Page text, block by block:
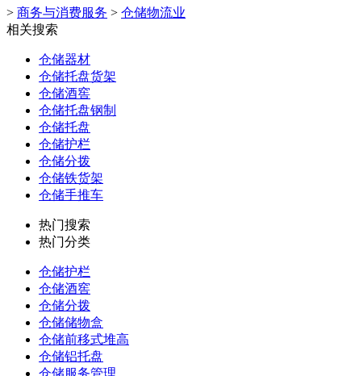
> 商务与消费服务 > 仓储物流业
相关搜索
仓储器材
仓储托盘货架
仓储酒窖
仓储托盘钢制
仓储托盘
仓储护栏
仓储分拨
仓储铁货架
仓储手推车
热门搜索
热门分类
仓储护栏
仓储酒窖
仓储分拨
仓储储物盒
仓储前移式堆高
仓储铝托盘
仓储服务管理